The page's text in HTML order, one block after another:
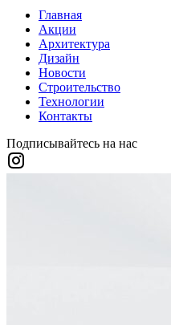
Главная
Акции
Архитектура
Дизайн
Новости
Строительство
Технологии
Контакты
Подписывайтесь на нас